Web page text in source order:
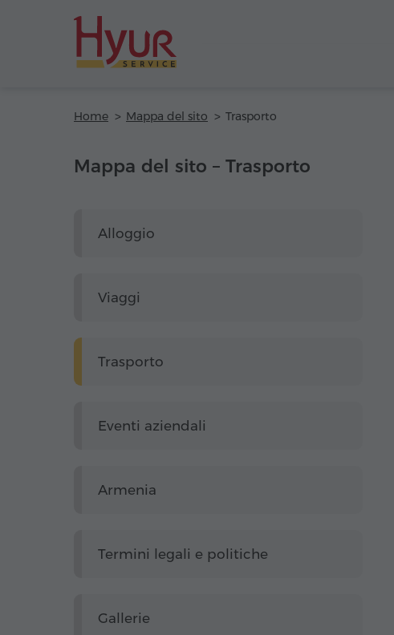
Home Mappa del sito Trasporto
Mappa del sito – Trasporto
Alloggio
Viaggi
Trasporto
Eventi aziendali
Armenia
Termini legali e politiche
Gallerie